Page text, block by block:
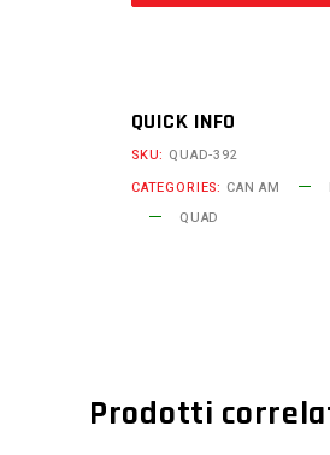
personalizzate
adesivi
ATV
racing
quantity
QUICK INFO
SKU: QUAD-392
CATEGORIES: CAN AM
QUAD
Prodotti